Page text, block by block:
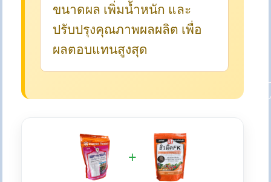
ขนาดผล เพิ่มน้ำหนัก และ
ปรับปรุงคุณภาพผลผลิต เพื่อ
ผลตอบแทนสูงสุด
+